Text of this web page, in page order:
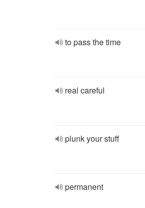
to pass the time
real careful
plunk your stuff
permanent